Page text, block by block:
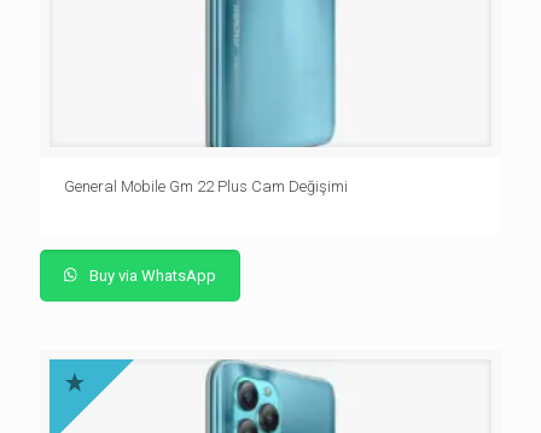
General Mobile Gm 22 Plus Cam Değişimi
Buy via WhatsApp